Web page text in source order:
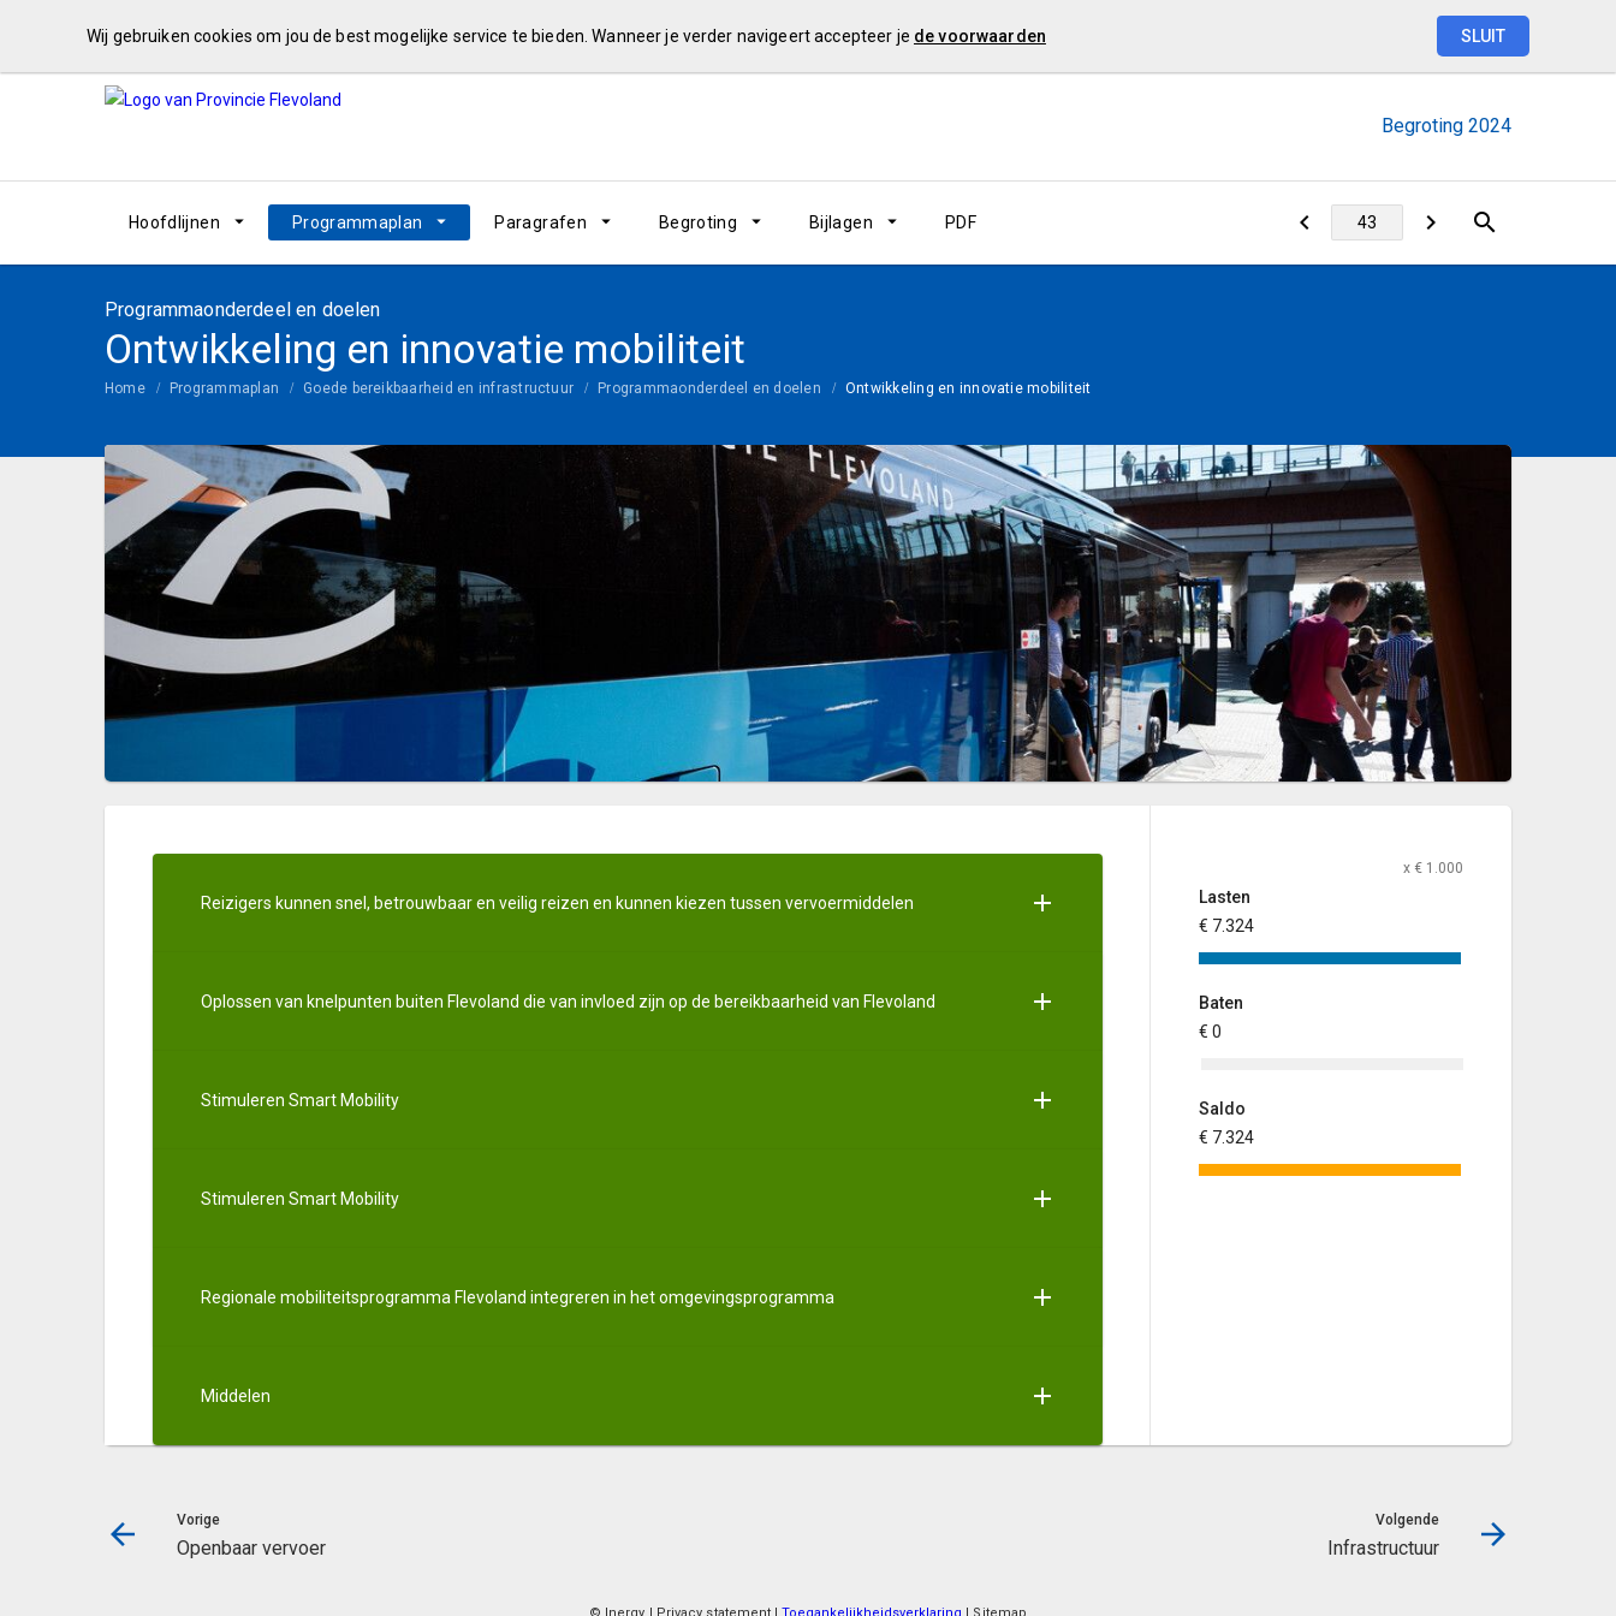
Wij gebruiken cookies om jou de best mogelijke service te bieden. Wanneer je verder navigeert accepteer je de voorwaarden SLUIT
Begroting 2024
Hoofdlijnen Programmaplan Paragrafen Begroting Bijlagen PDF
Programmaonderdeel en doelen
Ontwikkeling en innovatie mobiliteit
Home Programmaplan Goede bereikbaarheid en infrastructuur Programmaonderdeel en doelen Ontwikkeling en innovatie mobiliteit
Reizigers kunnen snel, betrouwbaar en veilig reizen en kunnen kiezen tussen vervoermiddelen
Oplossen van knelpunten buiten Flevoland die van invloed zijn op de bereikbaarheid van Flevoland
Stimuleren Smart Mobility
Stimuleren Smart Mobility
Regionale mobiliteitsprogramma Flevoland integreren in het omgevingsprogramma
Middelen
x € 1.000
Lasten
€ 7.324
Baten
€ 0
Saldo
€ 7.324
Vorige
Openbaar vervoer
Volgende
Infrastructuur